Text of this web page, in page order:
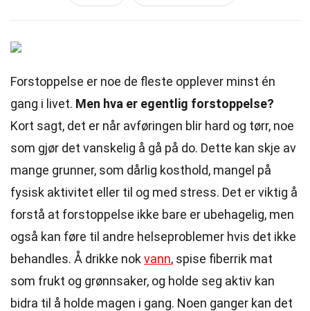
Forstoppelse er noe de fleste opplever minst én
gang i livet. Men hva er egentlig forstoppelse?
Kort sagt, det er når avføringen blir hard og tørr, noe
som gjør det vanskelig å gå på do. Dette kan skje av
mange grunner, som dårlig kosthold, mangel på
fysisk aktivitet eller til og med stress. Det er viktig å
forstå at forstoppelse ikke bare er ubehagelig, men
også kan føre til andre helseproblemer hvis det ikke
behandles. Å drikke nokvann, spise fiberrik mat
som frukt og grønnsaker, og holde seg aktiv kan
bidra til å holde magen i gang. Noen ganger kan det